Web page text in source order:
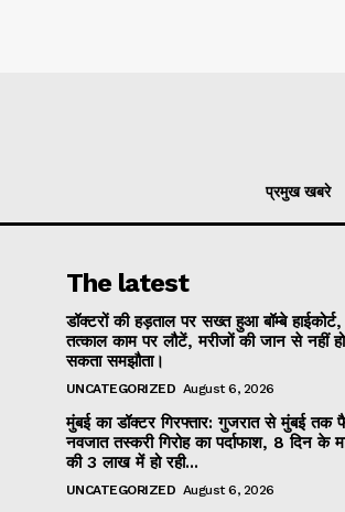
प्रमुख खबरे
The latest
डॉक्टरों की हड़ताल पर सख्त हुआ बॉम्बे
तत्काल काम पर लौटें, मरीजों की जान से नहीं हो
सकता समझौता।
UNCATEGORIZED August 6, 2026
मुंबई का डॉक्टर गिरफ्तार: गुजरात से मुंबई तक
नवजात तस्करी गिरोह का पर्दाफाश, 8 दिन के
की ₹3 लाख में हो रही...
UNCATEGORIZED August 6, 2026